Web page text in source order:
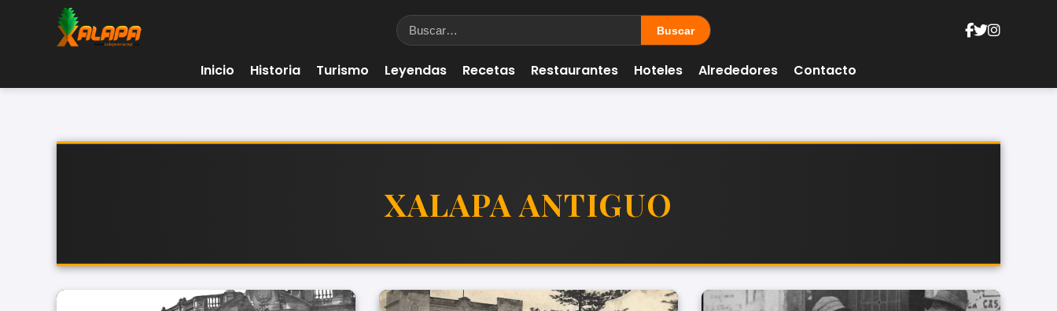
Inicio Historia Turismo Leyendas Recetas Restaurantes Hoteles Alrededores Contacto
XALAPA ANTIGUO